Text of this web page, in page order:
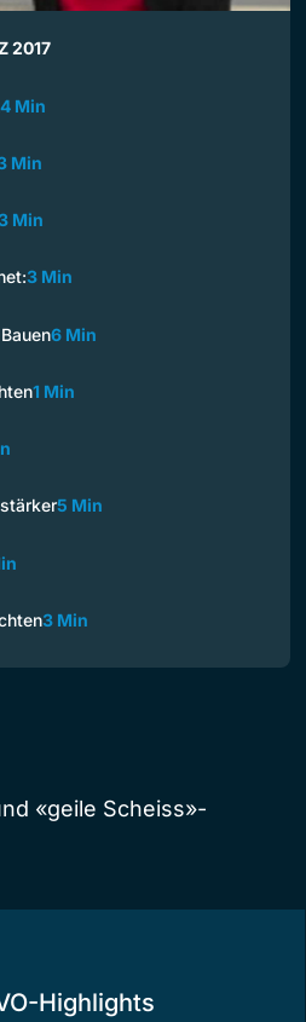
2017
4 Min
Min
Min
3 Min
6 Min
1 Min
5 Min
3 Min
«geile Scheiss»-
Highlights